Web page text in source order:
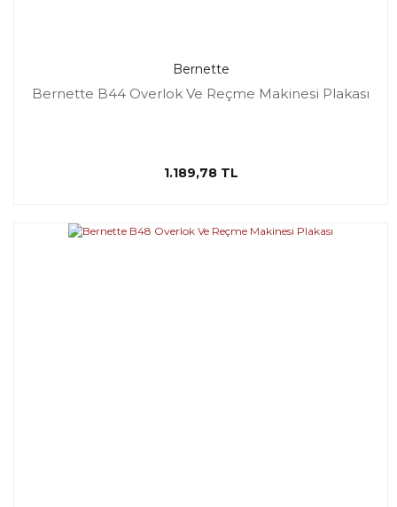
Bernette
Bernette B44 Overlok Ve Reçme Makinesi Plakası
1.189,78 TL